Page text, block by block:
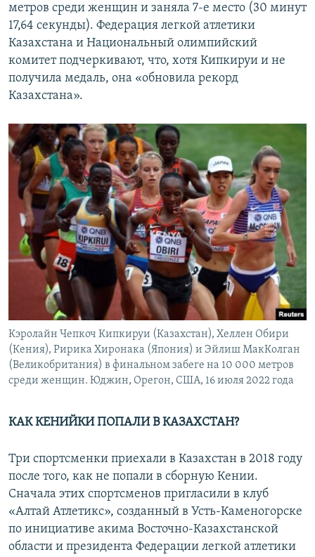
метров среди женщин и заняла 7-е место (30 минут
17,64 секунды). Федерация легкой атлетики
Казахстана и Национальный олимпийский
комитет подчеркивают, что, хотя Кипкируи и не
получила медаль, она «обновила рекорд
Казахстана».
Кэролайн Чепкоч Кипкируи (Казахстан), Хеллен Обири
(Кения), Ририка Хиронака (Япония) и Эйлиш МакКолган
(Великобритания) в финальном забеге на 10 000 метров
среди женщин. Юджин, Орегон, США, 16 июля 2022 года
КАК КЕНИЙКИПОПАЛИВ КАЗАХСТАН?
Три спортсменки приехали в Казахстан в 2018 году
после того, как не попали в сборную Кении.
Сначала этих спортсменов пригласили в клуб
«Алтай Атлетикс», созданный в Усть-Каменогорске
по инициативе акима Восточно-Казахстанской
области и президента Федерации легкой атлетики